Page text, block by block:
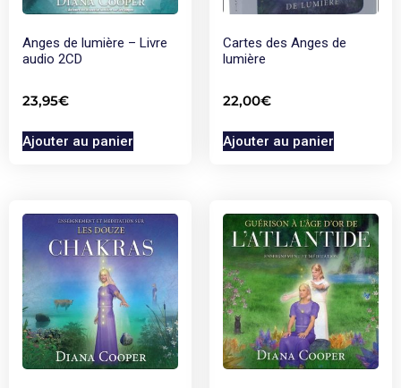
Anges de lumière – Livre
audio 2CD
23,95€
Ajouter au panier
Cartes des Anges de
lumière
22,00€
Ajouter au panier